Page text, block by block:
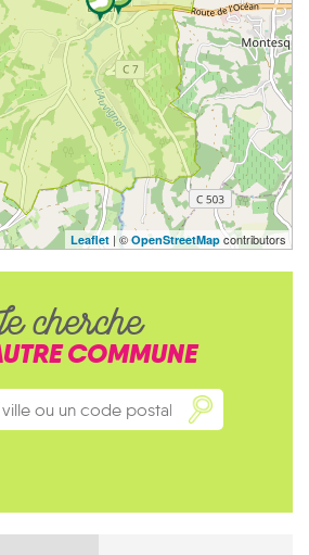
Leaflet | ©OpenStreetMap contributors
cherche
COMMUNE